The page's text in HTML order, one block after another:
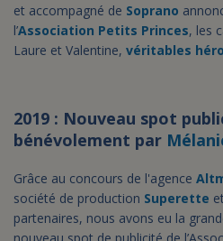
et accompagné de Soprano
l’Association Petits Princes, les
Laure et Valentine, véritables
2019 : Nouveau spot
bénévolement par
Grâce au concours de l'agence
société de production Superette
partenaires, nous avons eu la